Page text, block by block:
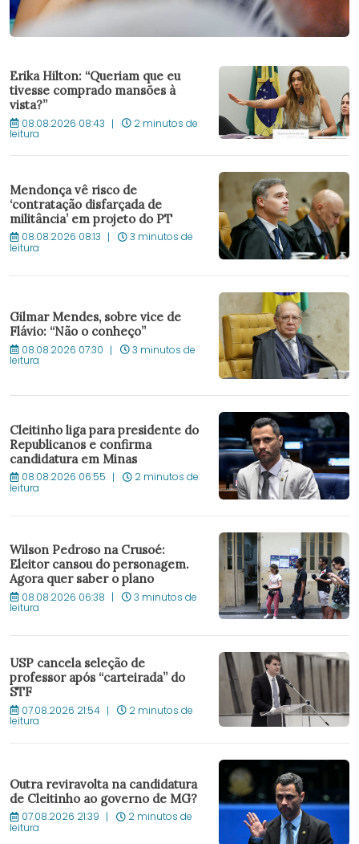
Erika Hilton: “Queriam que eu
tivesse comprado mansões à
vista?”
08.08.2026 08:43 2 minutos de
leitura
Mendonça vê risco de
‘contratação disfarçada de
militância’ em projeto do PT
08.08.2026 08:13 3 minutos de
leitura
Gilmar Mendes, sobre vice de
Flávio: “Não o conheço”
08.08.2026 07:30 3 minutos de
leitura
Cleitinho liga para presidente do
Republicanos e confirma
candidatura em Minas
08.08.2026 06:55 2 minutos de
leitura
Wilson Pedroso na Crusoé:
Eleitor cansou do personagem.
Agora quer saber o plano
08.08.2026 06:38 3 minutos de
leitura
USP cancela seleção de
professor após “carteirada” do
STF
07.08.2026 21:54 2 minutos de
leitura
Outra reviravolta na candidatura
de Cleitinho ao governo de MG?
07.08.2026 21:39 2 minutos de
leitura